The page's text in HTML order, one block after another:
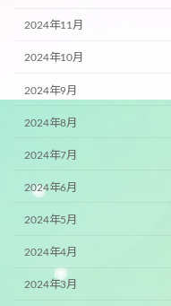
2024年11月
2024年10月
2024年9月
2024年8月
2024年7月
2024年6月
2024年5月
2024年4月
2024年3月